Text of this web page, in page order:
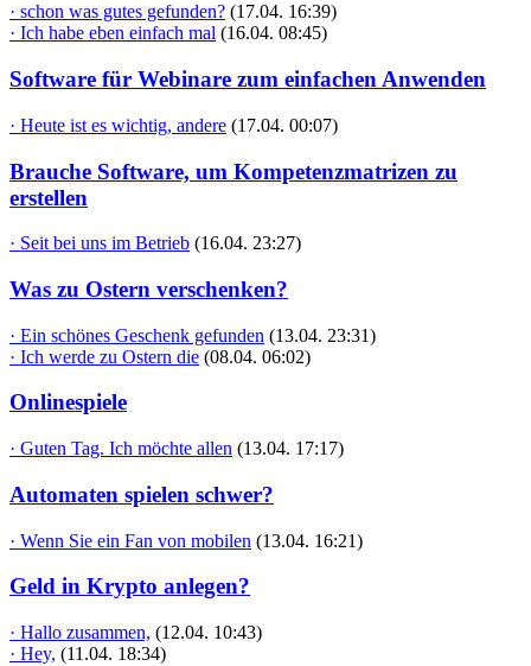
· schon was gutes gefunden? (17.04. 16:39)
· Ich habe eben einfach mal (16.04. 08:45)
Software für Webinare zum einfachen Anwenden
· Heute ist es wichtig, andere (17.04. 00:07)
Brauche Software, um Kompetenzmatrizen zu
erstellen
· Seit bei uns im Betrieb (16.04. 23:27)
Was zu Ostern verschenken?
· Ein schönes Geschenk gefunden (13.04. 23:31)
· Ich werde zu Ostern die (08.04. 06:02)
Onlinespiele
· Guten Tag. Ich möchte allen (13.04. 17:17)
Automaten spielen schwer?
· Wenn Sie ein Fan von mobilen (13.04. 16:21)
Geld in Krypto anlegen?
· Hallo zusammen, (12.04. 10:43)
· Hey, (11.04. 18:34)